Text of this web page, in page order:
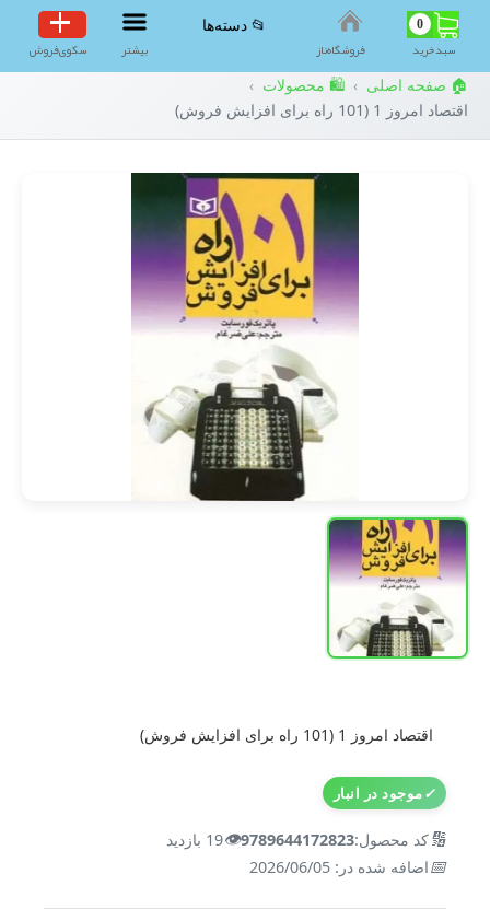
0
سبد‌خرید فروشگاه‌ناز
📂 دسته‌ها
بیشتر سکوی‌فروش
🏠 صفحه اصلی › 🛍️ محصولات ›
اقتصاد امروز 1 (101 راه برای افزایش فروش)
اقتصاد امروز 1 (101 راه برای افزایش فروش)
✓موجود در انبار
🔢کد محصول:9789644172823
👁️19 بازدید
📅اضافه شده در: 2026/06/05